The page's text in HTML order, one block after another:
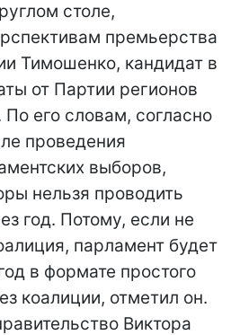
столе,
премьерства
Тимошенко, кандидат в
от Партии регионов
его словам, согласно
проведения
выборов,
нельзя проводить
год. Потому, если не
парламент будет
в формате простого
коалиции, отметил он.
Виктора